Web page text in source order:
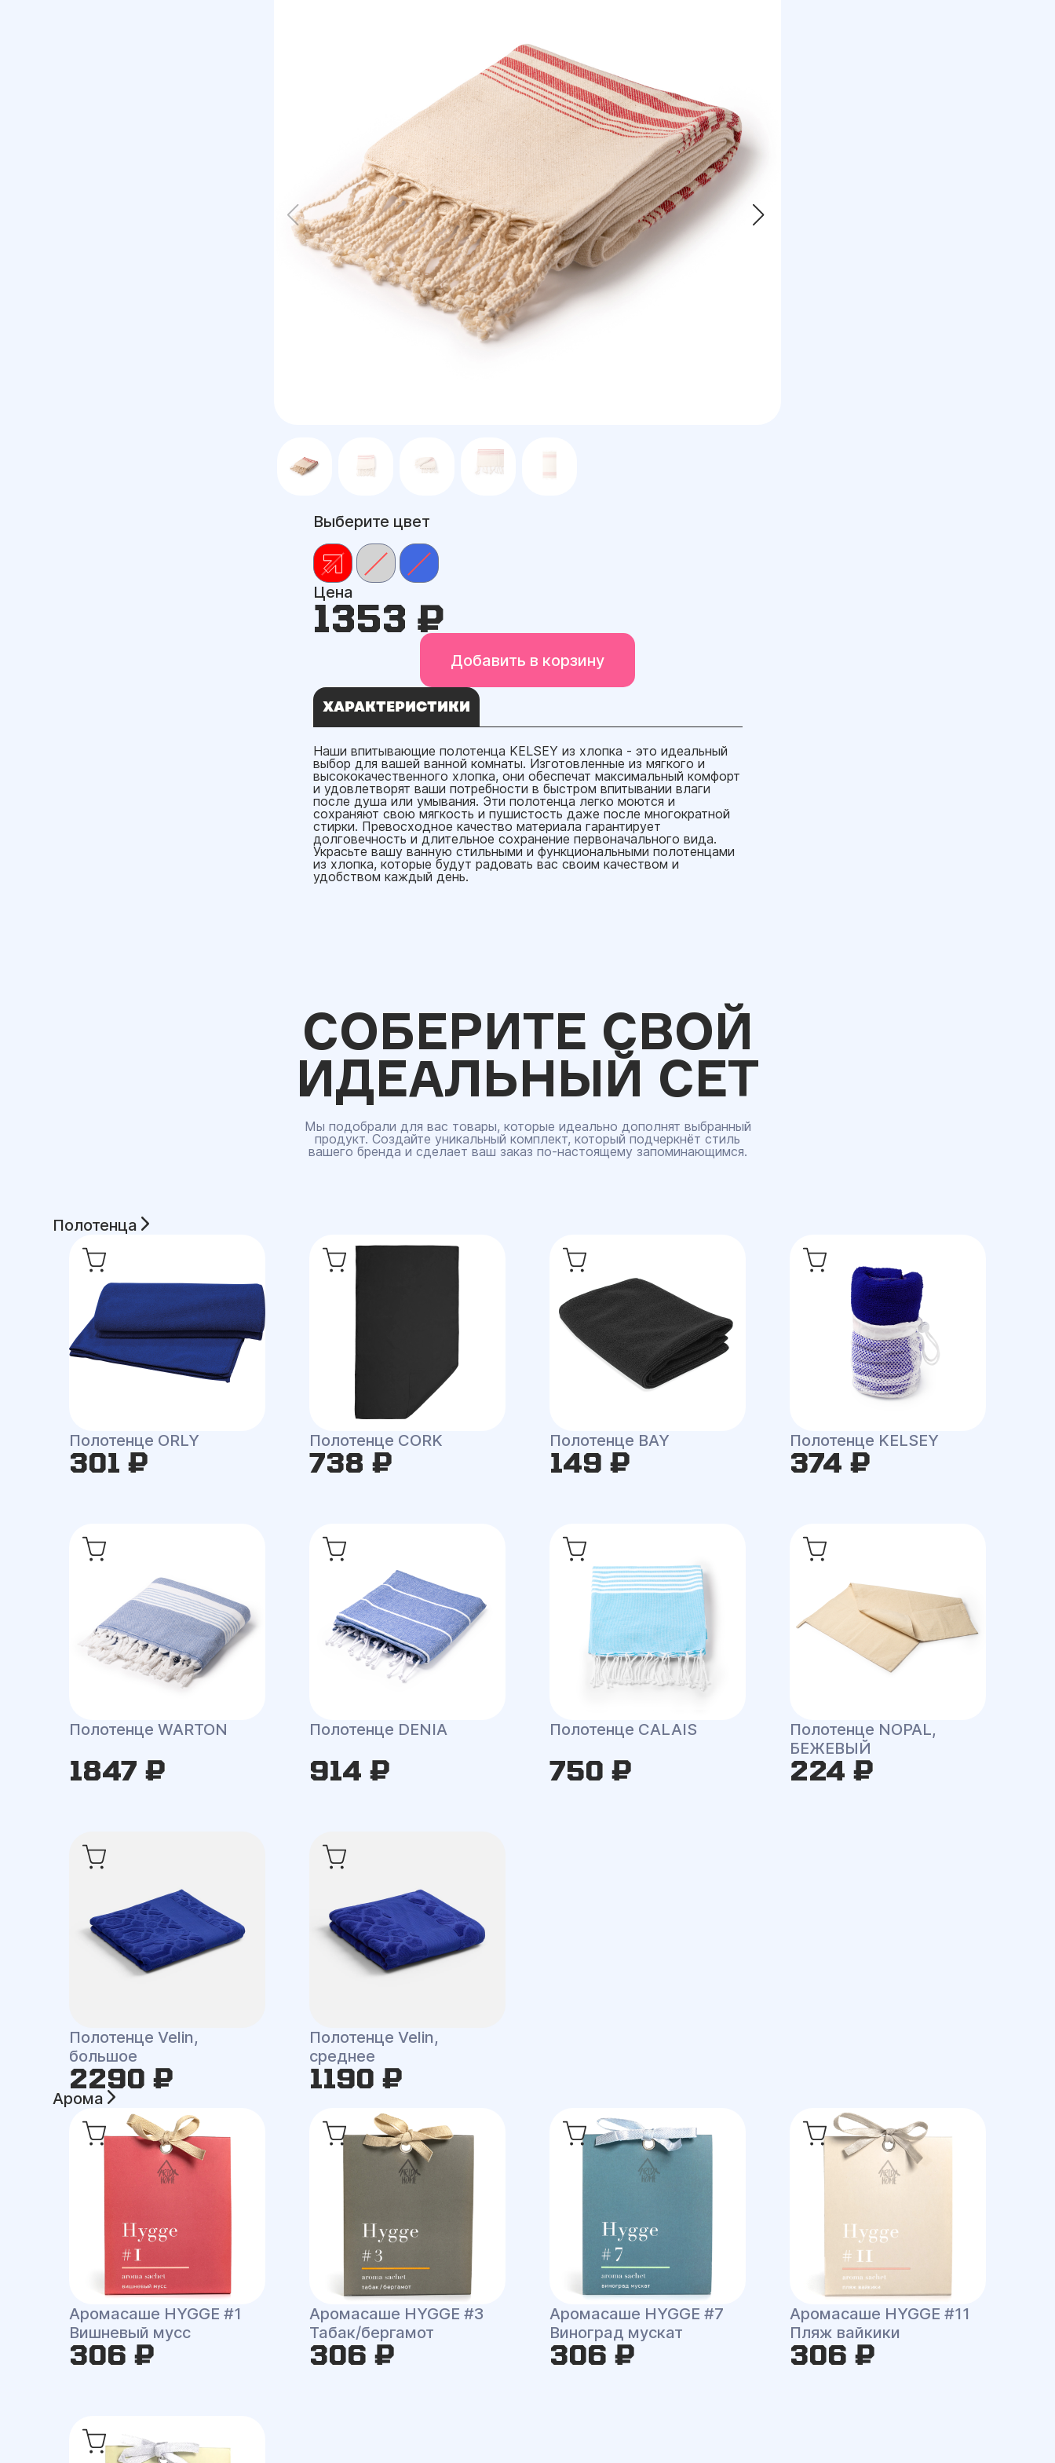
Выберите цвет
Цена
1353 ₽
Добавить в корзину
ХАРАКТЕРИСТИКИ
Наши впитывающие полотенца KELSEY из хлопка - это идеальный
выбор для вашей ванной комнаты. Изготовленные из мягкого и
высококачественного хлопка, они обеспечат максимальный комфорт
и удовлетворят ваши потребности в быстром впитывании влаги
после душа или умывания. Эти полотенца легко моются и
сохраняют свою мягкость и пушистость даже после многократной
стирки. Превосходное качество материала гарантирует
долговечность и длительное сохранение первоначального вида.
Украсьте вашу ванную стильными и функциональными полотенцами
из хлопка, которые будут радовать вас своим качеством и
удобством каждый день.
СОБЕРИТЕ СВОЙ
ИДЕАЛЬНЫЙ СЕТ
Мы подобрали для вас товары, которые идеально дополнят выбранный
продукт. Создайте уникальный комплект, который подчеркнёт стиль
вашего бренда и сделает ваш заказ по‑настоящему запоминающимся.
Полотенца
Полотенце ORLY
301 ₽
Полотенце CORK
738 ₽
Полотенце BAY
149 ₽
Полотенце KELSEY
374 ₽
Полотенце WARTON
1847 ₽
Полотенце DENIA
914 ₽
Полотенце CALAIS
750 ₽
Полотенце NOPAL,
БЕЖЕВЫЙ
224 ₽
Полотенце Velin,
большое
2290 ₽
Полотенце Velin,
среднее
1190 ₽
Арома
Аромасаше HYGGE #1
Вишневый мусс
306 ₽
Аромасаше HYGGE #3
Табак/бергамот
306 ₽
Аромасаше HYGGE #7
Виноград мускат
306 ₽
Аромасаше HYGGE #11
Пляж вайкики
306 ₽